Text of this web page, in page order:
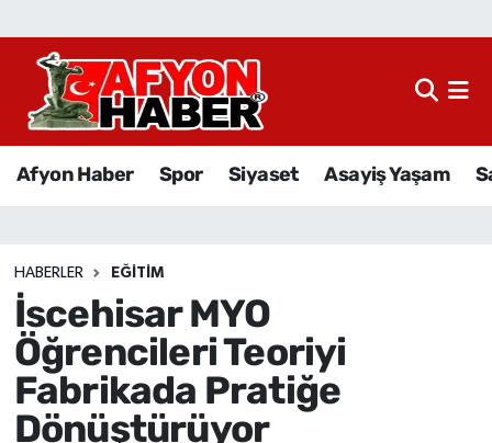
Afyon Haber Spor Siyaset Asayiş Yaşam
HABERLER EĞITIM
İscehisar MYO
Öğrencileri Teoriyi
Fabrikada Pratiğe
Dönüştürüyor
Afyon Haber
Sağlık
Eğitim
Sivil Toplum